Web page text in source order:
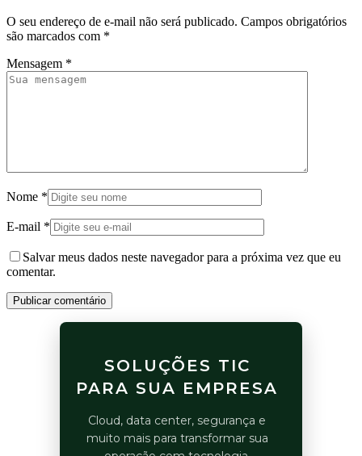
O seu endereço de e-mail não será publicado. Campos obrigatórios
são marcados com *
Mensagem *
Nome *
E-mail *
Salvar meus dados neste navegador para a próxima vez que eu
comentar.
Publicar comentário
SOLUÇÕES TIC
PARA SUA EMPRESA
Cloud, data center, segurança e
muito mais para transformar sua